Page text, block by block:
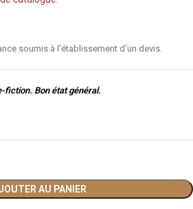
soumis à l'établissement d'un devis.
fiction. Bon état général.
AU PANIER